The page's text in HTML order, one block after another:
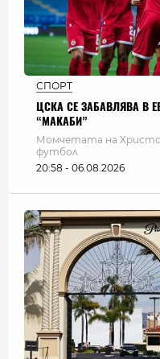
СПОРТ
ЦСКА СЕ ЗАБАВЛЯВА В
“МАКАБИ”
Момчетата на Христо
футбол
20:58 - 06.08.2026